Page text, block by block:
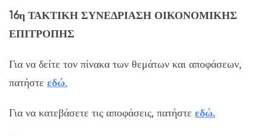
16η ΤΑΚΤΙΚΗ ΣΥΝΕΔΡΙΑΣΗ ΟΙΚΟΝΟΜΙΚΗΣ
ΕΠΙΤΡΟΠΗΣ
Για να δείτε τον πίνακα των θεμάτων και αποφάσεων,
πατήστε εδώ.
Για να κατεβάσετε τις αποφάσεις, πατήστε εδώ.